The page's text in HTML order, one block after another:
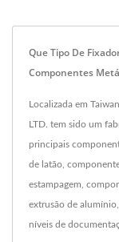
Que Tipo De
Componentes
Localizada em
LTD. tem sido um
principais
de latão,
estampagem,
extrusão de
níveis de